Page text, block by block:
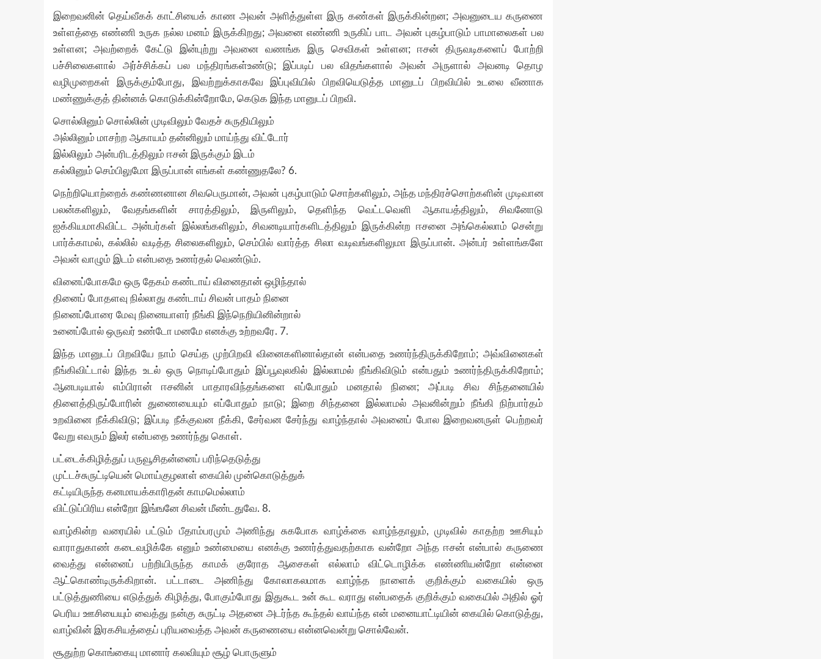
இறைவனின் தெய்வீகக் காட்சியைக் காண அவன் அளித்துள்ள இரு கண்கள் இருக்கின்றன; அவனுடைய கருணை
உள்ளத்தை எண்ணி உருக நல்ல மனம் இருக்கிறது; அவனை எண்ணி உருகிப் பாட அவன் புகழ்பாடும் பாமாலைகள் பல
உள்ளன; அவற்றைக் கேட்டு இன்புற்று அவனை வணங்க இரு செவிகள் உள்ளன; ஈசன் திருவடிகளைப் போற்றி
பச்சிலைகளால் அர்ச்சிக்கப் பல மந்திரங்கள்உண்டு; இப்படிப் பல விதங்களால் அவன் அருளால் அவனடி தொழ
வழிமுறைகள் இருக்கும்போது, இவற்றுக்காகவே இப்புவியில் பிறவியெடுத்த மானுடப் பிறவியில் உடலை வீணாக
மண்ணுக்குத் தின்னக் கொடுக்கின்றோமே, கெடுக இந்த மானுடப் பிறவி.
சொல்லினும் சொல்லின் முடிவிலும் வேதச் சுருதியிலும்
அல்லினும் மாசற்ற ஆகாயம் தன்னிலும் மாய்ந்து விட்டோர்
இல்லிலும் அன்பரிடத்திலும் ஈசன் இருக்கும் இடம்
கல்லினும் செம்பிலுமோ இருப்பான் எங்கள் கண்ணுதலே? 6.
நெற்றியொற்றைக் கண்ணனான சிவபெருமான், அவன் புகழ்பாடும் சொற்களிலும், அந்த மந்திரச்சொற்களின் முடிவான
பலன்களிலும், வேதங்களின் சாரத்திலும், இருளிலும், தெளிந்த வெட்டவெளி ஆகாயத்திலும், சிவனோடு
ஐக்கியமாகிவிட்ட அன்பர்கள் இல்லங்களிலும், சிவனடியார்களிடத்திலும் இருக்கின்ற ஈசனை அங்கெல்லாம் சென்று
பார்க்காமல், கல்லில் வடித்த சிலைகளிலும், செம்பில் வார்த்த சிலா வடிவங்களிலுமா இருப்பான். அன்பர் உள்ளங்களே
அவன் வாழும் இடம் என்பதை உணர்தல் வெண்டும்.
வினைப்போகமே ஒரு தேகம் கண்டாய் வினைதான் ஒழிந்தால்
தினைப் போதளவு நில்லாது கண்டாய் சிவன் பாதம் நினை
நினைப்போரை மேவு நினையாளர் நீங்கி இந்நெறியினின்றால்
உனைப்போல் ஒருவர் உண்டோ மனமே எனக்கு உற்றவரே. 7.
இந்த மானுடப் பிறவியே நாம் செய்த முற்பிறவி வினைகளினால்தான் என்பதை உணர்ந்திருக்கிறோம்; அவ்வினைகள்
நீங்கிவிட்டால் இந்த உடல் ஒரு நொடிப்போதும் இப்பூவுலகில் இல்லாமல் நீங்கிவிடும் என்பதும் உணர்ந்திருக்கிறோம்;
ஆனபடியால் எம்பிரான் ஈசனின் பாதாரவிந்தங்களை எப்போதும் மனதால் நினை; அப்படி சிவ சிந்தனையில்
திளைத்திருப்போரின் துணையையும் எப்போதும் நாடு; இறை சிந்தனை இல்லாமல் அவனின்றும் நீங்கி நிற்பார்தம்
உறவினை நீக்கிவிடு; இப்படி நீக்குவன நீக்கி, சேர்வன சேர்ந்து வாழ்ந்தால் அவனைப் போல இறைவனருள் பெற்றவர்
வேறு எவரும் இலர் என்பதை உணர்ந்து கொள்.
பட்டைக்கிழித்துப் பருவூசிதன்னைப் பரிந்தெடுத்து
முட்டச்சுருட்டியென் மொய்குழலாள் கையில் முன்கொடுத்துக்
கட்டியிருந்த கனமாயக்காரிதன் காமமெல்லாம்
விட்டுப்பிரிய என்றோ இங்ஙனே சிவன் மீண்டதுவே. 8.
வாழ்கின்ற வரையில் பட்டும் பீதாம்பரமும் அணிந்து சுகபோக வாழ்க்கை வாழ்ந்தாலும், முடிவில் காதற்ற ஊசியும்
வாராதுகாண் கடைவழிக்கே எனும் உண்மையை எனக்கு உணர்த்துவதற்காக வன்றோ அந்த ஈசன் என்பால் கருணை
வைத்து என்னைப் பற்றியிருந்த காமக் குரோத ஆசைகள் எல்லாம் விட்டொழிக்க எண்ணியன்றோ என்னை
ஆட்கொண்டிருக்கிறான். பட்டாடை அணிந்து கோலாகலமாக வாழ்ந்த நாளைக் குறிக்கும் வகையில் ஒரு
பட்டுத்துணியை எடுத்துக் கிழித்து, போகும்போது இதுகூட உன் கூட வராது என்பதைக் குறிக்கும் வகையில் அதில் ஓர்
பெரிய ஊசியையும் வைத்து நன்கு சுருட்டி அதனை அடர்ந்த கூந்தல் வாய்ந்த என் மனையாட்டியின் கையில் கொடுத்து,
வாழ்வின் இரகசியத்தைப் புரியவைத்த அவன் கருணையை என்னவென்று சொல்வேன்.
சூதுற்ற கொங்கையு மானார் கலவியும் சூழ் பொருளும்